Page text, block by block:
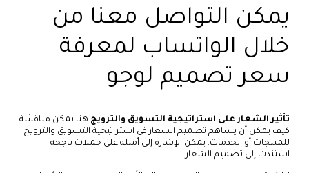
يمكن التواصل معنا من
خلال الواتساب لمعرفة
سعر تصميم لوجو
تأثير الشعار على استراتيجية التسويق والترويج هنا يمكن مناقشة
كيف يمكن أن يساهم تصميم الشعار في استراتيجية التسويق والترويج
للمنتجات أو الخدمات. يمكن الإشارة إلى أمثلة على حملات ناجحة
استندت إلى تصميم الشعار.